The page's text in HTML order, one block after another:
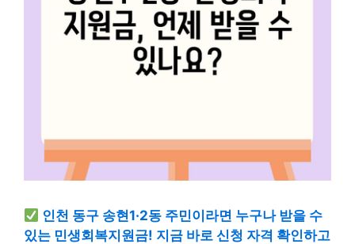
인천 동구 송현1·2동 주민이라면 누구나 받을 수
있는 민생회복지원금! 지금 바로 신청 자격 확인하고